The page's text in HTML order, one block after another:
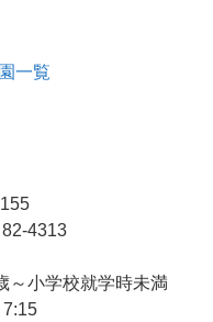
一覧
4313
～小学校就学時未満
7:15